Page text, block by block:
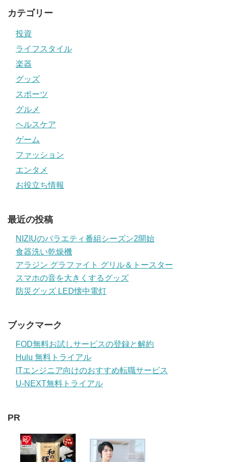
カテゴリー
投資
ライフスタイル
楽器
グッズ
スポーツ
グルメ
ヘルスケア
ゲーム
ファッション
エンタメ
お役立ち情報
最近の投稿
NIZIUのバラエティ番組シーズン2開始
食器洗い乾燥機
アラジン グラファイト グリル＆トースター
スマホの音を大きくするグッズ
防災グッズ LED懐中電灯
ブックマーク
FOD無料お試しサービスの登録と解約
Hulu 無料トライアル
ITエンジニア向けのおすすめ転職サービス
U-NEXT無料トライアル
PR